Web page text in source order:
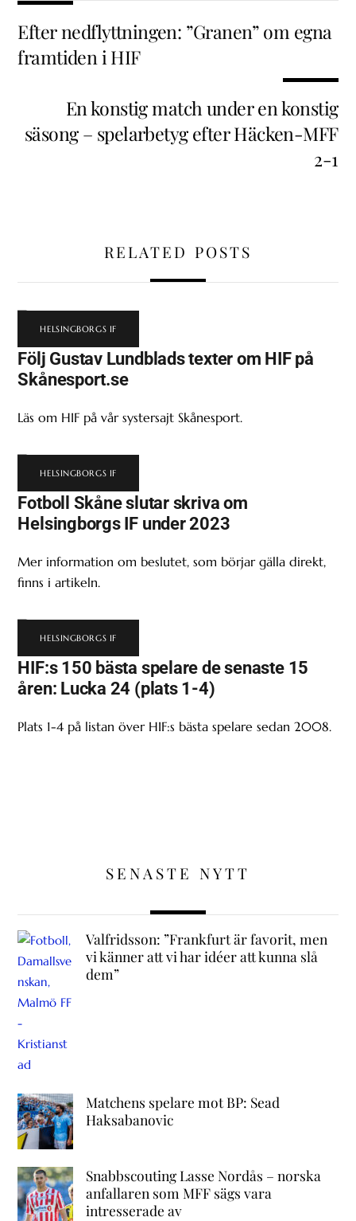
Efter nedflyttningen: ”Granen” om egna
framtiden i HIF
En konstig match under en konstig
säsong – spelarbetyg efter Häcken-MFF
2-1
RELATED POSTS
HELSINGBORGS IF
Följ Gustav Lundblads texter om HIF på
Skånesport.se
Läs om HIF på vår systersajt Skånesport.
HELSINGBORGS IF
Fotboll Skåne slutar skriva om
Helsingborgs IF under 2023
Mer information om beslutet, som börjar gälla direkt,
finns i artikeln.
HELSINGBORGS IF
HIF:s 150 bästa spelare de senaste 15
åren: Lucka 24 (plats 1-4)
Plats 1-4 på listan över HIF:s bästa spelare sedan 2008.
SENASTE NYTT
Valfridsson: ”Frankfurt är favorit, men
vi känner att vi har idéer att kunna slå
dem”
Matchens spelare mot BP: Sead
Haksabanovic
Snabbscouting Lasse Nordås – norska
anfallaren som MFF sägs vara
intresserade av